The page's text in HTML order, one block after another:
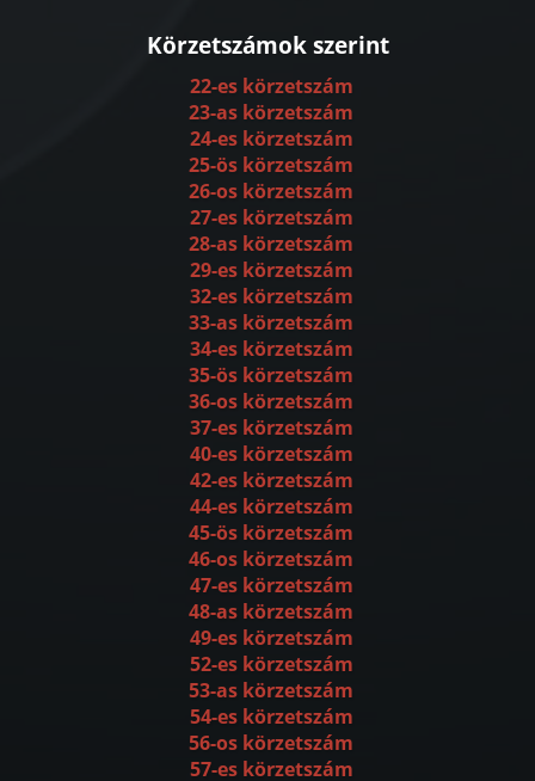
Körzetszámok szerint
22-es körzetszám
23-as körzetszám
24-es körzetszám
25-ös körzetszám
26-os körzetszám
27-es körzetszám
28-as körzetszám
29-es körzetszám
32-es körzetszám
33-as körzetszám
34-es körzetszám
35-ös körzetszám
36-os körzetszám
37-es körzetszám
40-es körzetszám
42-es körzetszám
44-es körzetszám
45-ös körzetszám
46-os körzetszám
47-es körzetszám
48-as körzetszám
49-es körzetszám
52-es körzetszám
53-as körzetszám
54-es körzetszám
56-os körzetszám
57-es körzetszám